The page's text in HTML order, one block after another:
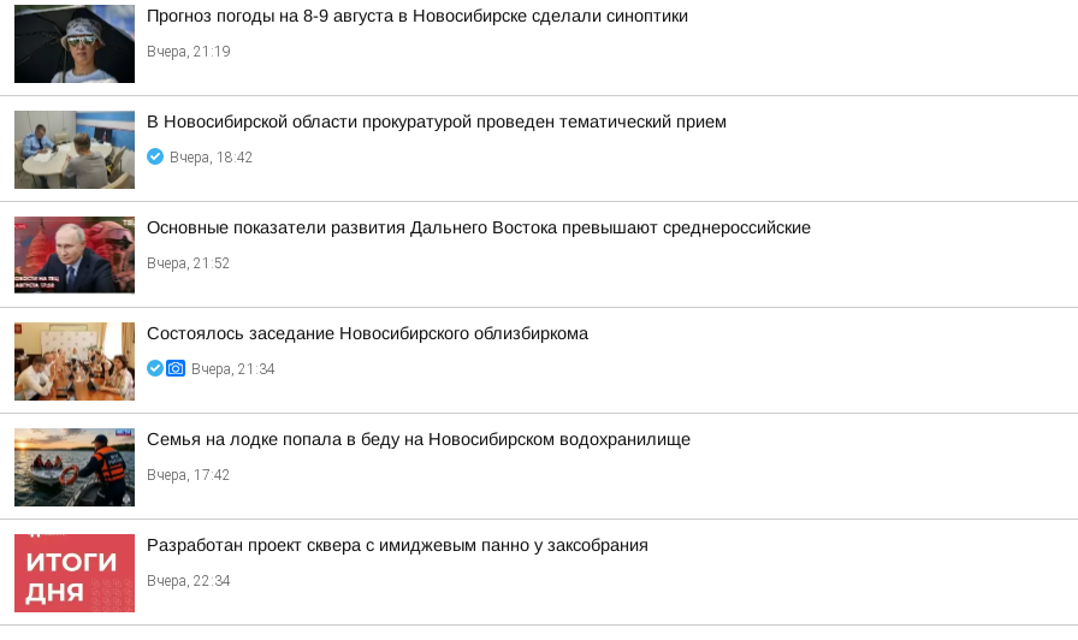
Прогноз погоды на 8-9 августа в Новосибирске сделали синоптики
Вчера, 21:19
В Новосибирской области прокуратурой проведен тематический прием
Вчера, 18:42
Основные показатели развития Дальнего Востока превышают среднероссийские
Вчера, 21:52
Состоялось заседание Новосибирского облизбиркома
Вчера, 21:34
Семья на лодке попала в беду на Новосибирском водохранилище
Вчера, 17:42
Разработан проект сквера с имиджевым панно у заксобрания
Вчера, 22:34